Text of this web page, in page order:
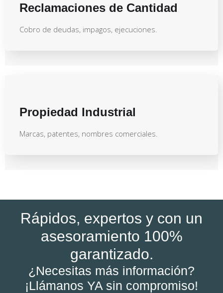
Reclamaciones de Cantidad
Cobro de deudas, impagos, ejecuciones.
Propiedad Industrial
Marcas, patentes, nombres comerciales.
Rápidos, expertos y con un
asesoramiento 100%
garantizado.
¿Necesitas más información?
¡Llámanos YA sin compromiso!